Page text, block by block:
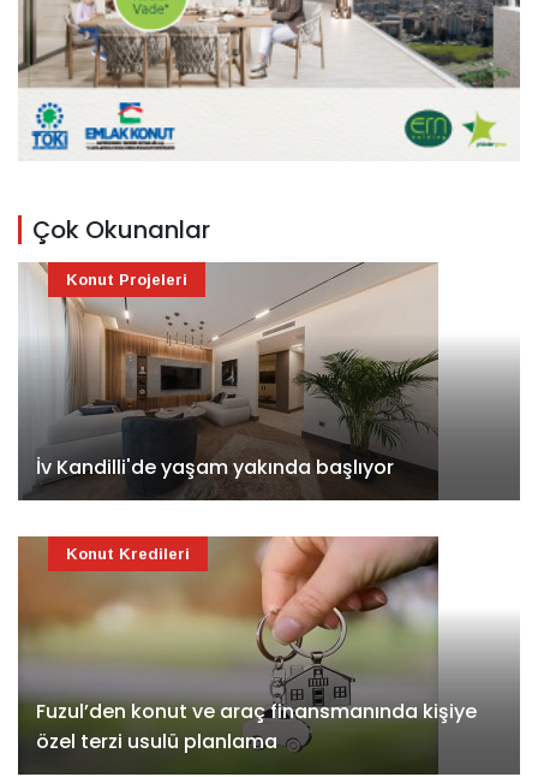
Çok Okunanlar
İv Kandilli'de yaşam yakında başlıyor
Konut Projeleri
Fuzul’den konut ve araç finansmanında kişiye
özel terzi usulü planlama
Konut Kredileri